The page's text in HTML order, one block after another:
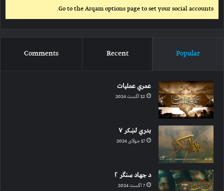
Go to the Arqam options page to set your social accounts.
Popular
Recent
Comments
عمري عملیات
12 اگست 2024
بدري لښکر ۷
17 جولای 2024
د جهاد سنګر ۲
7 اگست 2024